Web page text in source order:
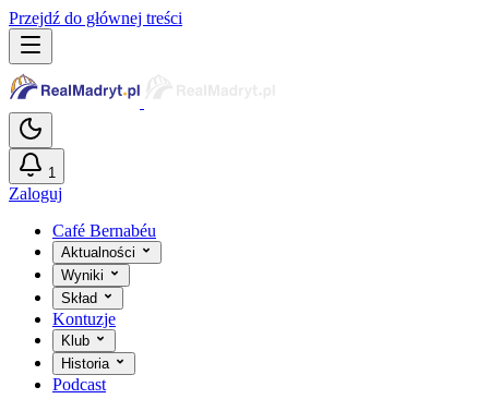
Przejdź do głównej treści
1
Zaloguj
Café Bernabéu
Aktualności
Wyniki
Skład
Kontuzje
Klub
Historia
Podcast